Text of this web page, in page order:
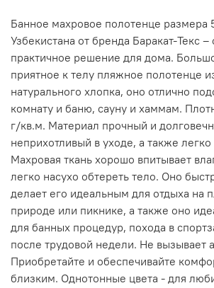
Банное махровое полотенце размера
Узбекистана от бренда Баракат-Текс –
практичное решение для дома.
приятное к телу пляжное полотенце
натурального хлопка, оно отлично
комнату и баню, сауну и хаммам.
г/кв.м. Материал прочный и
неприхотливый в уходе, а также легко
Махровая ткань хорошо впитывает
легко насухо обтереть тело. Оно
делает его идеальным для отдыха на
природе или пикнике, а также оно
для банных процедур, похода в
после трудовой недели. Не вызывает
Приобретайте и обеспечивайте
близким. Однотонные цвета - для